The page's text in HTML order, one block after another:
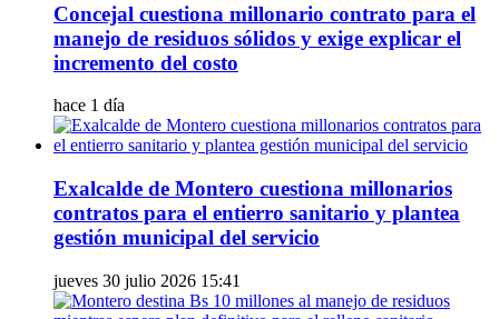
Concejal cuestiona millonario contrato para el
manejo de residuos sólidos y exige explicar el
incremento del costo
hace 1 día
Exalcalde de Montero cuestiona millonarios
contratos para el entierro sanitario y plantea
gestión municipal del servicio
jueves 30 julio 2026 15:41